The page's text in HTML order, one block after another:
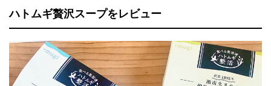
ハトムギ贅沢スープをレビュー